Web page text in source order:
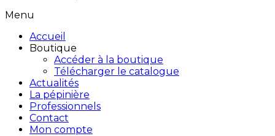
Menu
Accueil
Boutique
Accéder à la boutique
Télécharger le catalogue
Actualités
La pépinière
Professionnels
Contact
Mon compte